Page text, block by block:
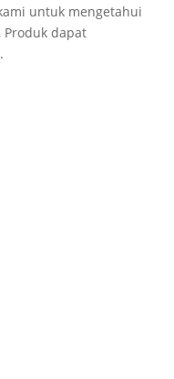
untuk mengetahui
dapat